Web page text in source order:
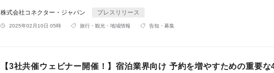
株式会社コネクター・ジャパン プレスリリース
2025年02月10日 05時 旅行・観光・地域情報 告知・募集
【3社共催ウェビナー開催！】宿泊業界向け 予約を増やすための重要な